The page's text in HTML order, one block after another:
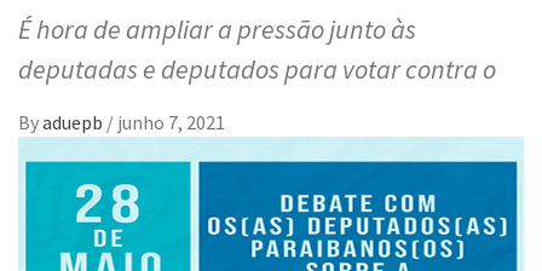
É hora de ampliar a pressão junto às
deputadas e deputados para votar contra o
Byaduepb / junho 7, 2021